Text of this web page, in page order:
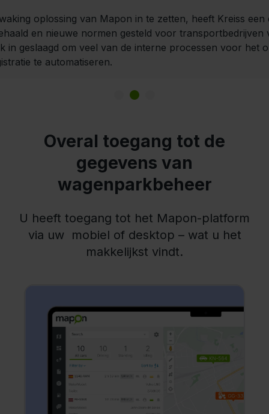
rijgedrag van bestuurders kan Bertschi, de op gedrag
specifiek afstemmen op de behoeften van elke
aan te bieden die gericht is op de belangrijkste
het bedrijf het aantal verkeersongevallen minimaliseren.
oplossing van Mapon in te zetten, heeft Kreiss een
en nieuwe normen gesteld voor transportbedrijven
in geslaagd om veel van de interne processen voor het
te automatiseren.
controleren de voertuig locaties, analyseren het
op basis van de verkregen gegevens. Het bedrijf
helpt bij het uitvoeren van voertuigcontroles en het
basis van gekozen parameters, zoals gereden
Overal toegang tot de
gegevens van
wagenparkbeheer
U heeft toegang tot het Mapon-platform
via uw mobiel of desktop – wat u het
makkelijkst vindt.